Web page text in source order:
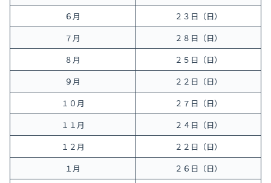
６月
２３日（日）
７月
２８日（日）
８月
２５日（日）
９月
２２日（日）
１０月
２７日（日）
１１月
２４日（日）
１２月
２２日（日）
１月
２６日（日）